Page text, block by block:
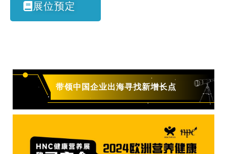
展位预定
带领中国企业出海寻找新增长点